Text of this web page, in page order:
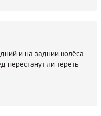
и на заднии колёса
перестанут ли тереть